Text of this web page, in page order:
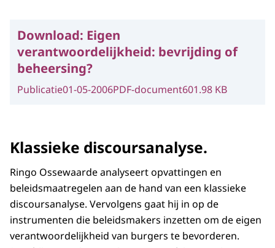
Download: Eigen
verantwoordelijkheid: bevrijding of
beheersing?
Publicatie01-05-2006PDF-document601.98 KB
Klassieke discoursanalyse.
Ringo Ossewaarde analyseert opvattingen en
beleidsmaatregelen aan de hand van een klassieke
discoursanalyse. Vervolgens gaat hij in op de
instrumenten die beleidsmakers inzetten om de eigen
verantwoordelijkheid van burgers te bevorderen.